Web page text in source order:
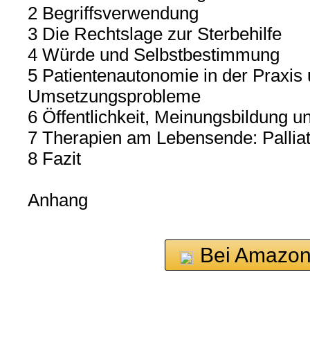
2 Begriffsverwendung
3 Die Rechtslage zur Sterbehilfe
4 Würde und Selbstbestimmung
5 Patientenautonomie in der Praxis
Umsetzungsprobleme
6 Öffentlichkeit, Meinungsbildung
7 Therapien am Lebensende:
8 Fazit
Anhang
Bei